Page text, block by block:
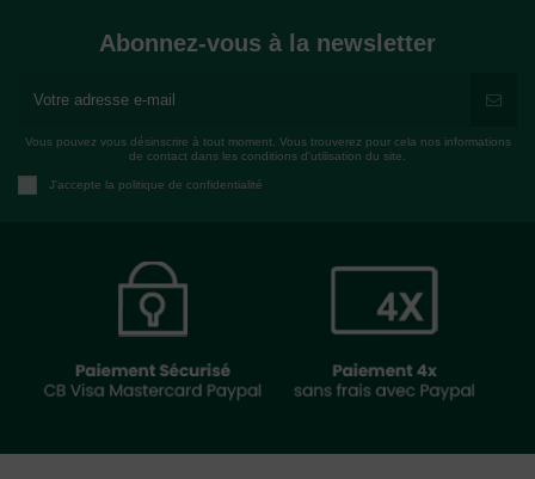
Abonnez-vous à la newsletter
Vous pouvez vous désinscrire à tout moment. Vous trouverez pour cela nos informations
de contact dans les conditions d'utilisation du site.
J'accepte la politique de confidentialité